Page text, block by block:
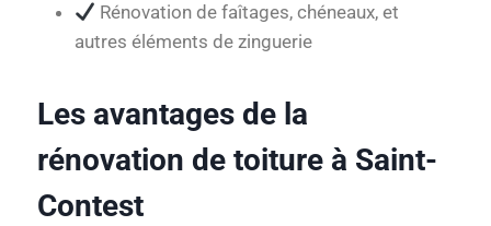
Rénovation de faîtages, chéneaux, et
autres éléments de zinguerie
Les avantages de la
rénovation de toiture à Saint-
Contest